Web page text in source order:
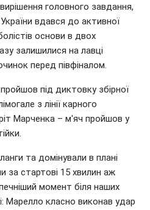
головного завдання,
вдався до активної
основи в двох
залишилися на лавці
перед півфіналом.
під диктовку збірної
з лінії карного
Марченка – м'яч пройшов у
та домінували в плані
стартові 15 хвилин аж
момент біля наших
Марелло класно виконав удар